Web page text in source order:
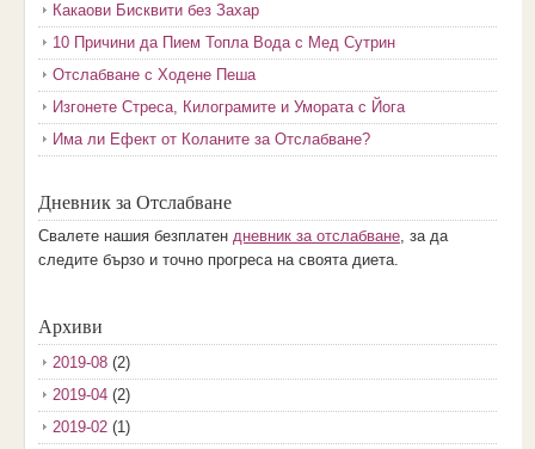
Какаови Бисквити без Захар
10 Причини да Пием Топла Вода с Мед Сутрин
Отслабване с Ходене Пеша
Изгонете Стреса, Килограмите и Умората с Йога
Има ли Ефект от Коланите за Отслабване?
Дневник за Отслабване
Свалете нашия безплатен дневник за отслабване, за да
следите бързо и точно прогреса на своята диета.
Архиви
2019-08(2)
2019-04(2)
2019-02(1)